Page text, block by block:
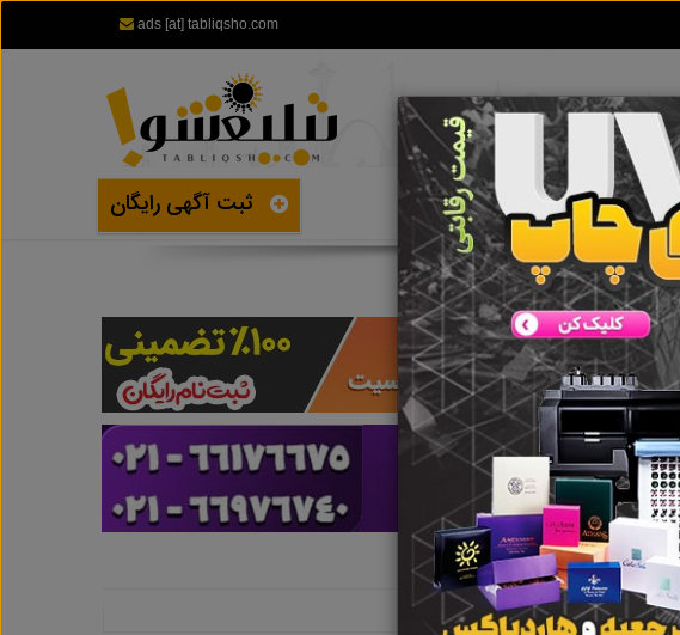
ads [at] tabliqsho.com
تماس با ما ثبت آگهی رایگان